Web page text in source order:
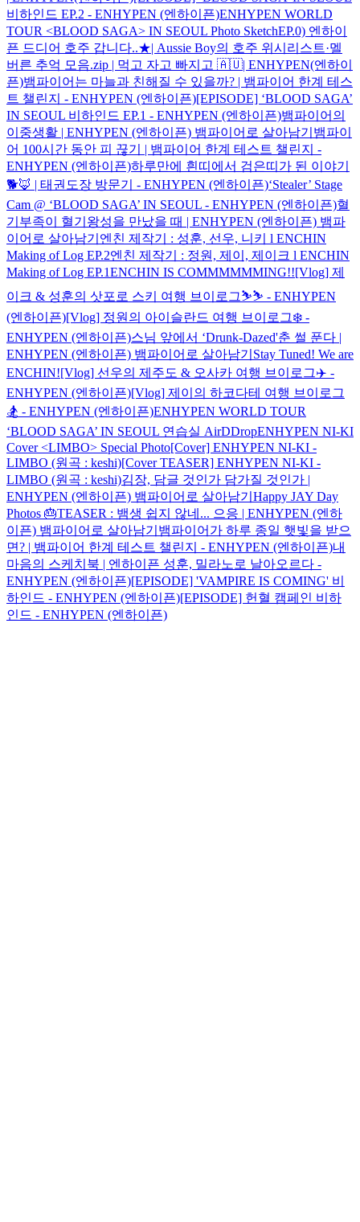
비하인드 EP.2 - ENHYPEN (엔하이픈)ENHYPEN WORLD
TOUR <BLOOD SAGA> IN SEOUL Photo SketchEP.0) 엔하이
픈 드디어 호주 갑니다..★| Aussie Boy의 호주 위시리스트·멜
버른 추억 모음.zip | 먹고 자고 빠지고 🇦🇺| ENHYPEN(엔하이
픈)뱀파이어는 마늘과 친해질 수 있을까? | 뱀파이어 한계 테스
트 챌린지 - ENHYPEN (엔하이픈)[EPISODE] ‘BLOOD SAGA’
IN SEOUL 비하인드 EP.1 - ENHYPEN (엔하이픈)뱀파이어의
이중생활 | ENHYPEN (엔하이픈) 뱀파이어로 살아남기 뱀파이
어 100시간 동안 피 끊기 | 뱀파이어 한계 테스트 챌린지 -
ENHYPEN (엔하이픈)하루만에 흰띠에서 검은띠가 된 이야기
🐕🦊 | 태권도장 방문기 - ENHYPEN (엔하이픈)‘Stealer’ Stage
Cam @ ‘BLOOD SAGA’ IN SEOUL - ENHYPEN (엔하이픈)혈
기부족이 혈기왕성을 만났을 때 | ENHYPEN (엔하이픈) 뱀파
이어로 살아남기 엔친 제작기 : 성훈, 선우, 니키 l ENCHIN
Making of Log EP.2엔친 제작기 : 정원, 제이, 제이크 l ENCHIN
Making of Log EP.1ENCHIN IS COMMMMMMING!![Vlog] 제
이크 & 성훈의 삿포로 스키 여행 브이로그⛷️⛷️ - ENHYPEN
(엔하이픈)[Vlog] 정원의 아이슬란드 여행 브이로그❄️ -
ENHYPEN (엔하이픈)스님 앞에서 ‘Drunk-Dazed'춘 썰 푼다 |
ENHYPEN (엔하이픈) 뱀파이어로 살아남기 Stay Tuned! We are
ENCHIN![Vlog] 선우의 제주도 & 오사카 여행 브이로그✈️ -
ENHYPEN (엔하이픈)[Vlog] 제이의 하코다테 여행 브이로그
🏂 - ENHYPEN (엔하이픈)ENHYPEN WORLD TOUR
‘BLOOD SAGA’ IN SEOUL 연습실 AirDDropENHYPEN NI-KI
Cover <LIMBO> Special Photo[Cover] ENHYPEN NI-KI -
LIMBO (원곡 : keshi)[Cover TEASER] ENHYPEN NI-KI -
LIMBO (원곡 : keshi)김장, 담글 것인가 담가질 것인가 |
ENHYPEN (엔하이픈) 뱀파이어로 살아남기 Happy JAY Day
Photos 🎂TEASER : 뱀생 쉽지 않네... 으응 | ENHYPEN (엔하
이픈) 뱀파이어로 살아남기 뱀파이어가 하루 종일 햇빛을 받으
면? | 뱀파이어 한계 테스트 챌린지 - ENHYPEN (엔하이픈)내
마음의 스케치북 | 엔하이픈 성훈, 밀라노로 날아오르다 -
ENHYPEN (엔하이픈)[EPISODE] 'VAMPIRE IS COMING' 비
하인드 - ENHYPEN (엔하이픈)[EPISODE] 헌혈 캠페인 비하
인드 - ENHYPEN (엔하이픈)